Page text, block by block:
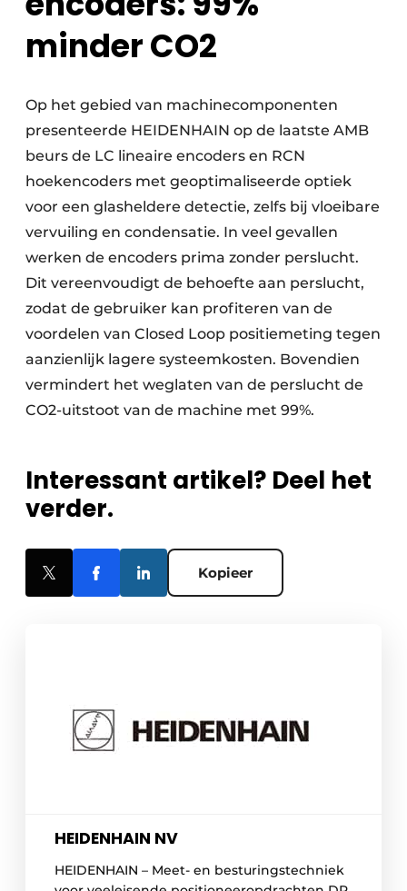
minder CO2
Op het gebied van machinecomponenten
presenteerde HEIDENHAIN op de laatste AMB
beurs de LC lineaire encoders en RCN
hoekencoders met geoptimaliseerde optiek
voor een glasheldere detectie, zelfs bij vloeibare
vervuiling en condensatie. In veel gevallen
werken de encoders prima zonder perslucht.
Dit vereenvoudigt de behoefte aan perslucht,
zodat de gebruiker kan profiteren van de
voordelen van Closed Loop positiemeting tegen
aanzienlijk lagere systeemkosten. Bovendien
vermindert het weglaten van de perslucht de
CO2-uitstoot van de machine met 99%.
Interessant artikel? Deel het
verder.
Kopieer
HEIDENHAIN NV
HEIDENHAIN – Meet- en besturingstechniek